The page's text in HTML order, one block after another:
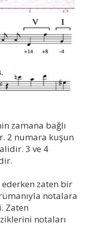
zamana bağlı
2 numara kuşun
3 ve 4
zaten bir
notalara
Zaten
notaları